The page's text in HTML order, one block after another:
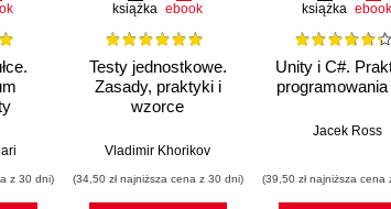
z 30 dni)
książka ebook
Testy jednostkowe.
Zasady, praktyki i
wzorce
Vladimir Khorikov
(34,50 zł najniższa cena z 30 dni)
książka ebook
Unity i C#.
programowania
Jacek Ross
(39,50 zł najniższa cena